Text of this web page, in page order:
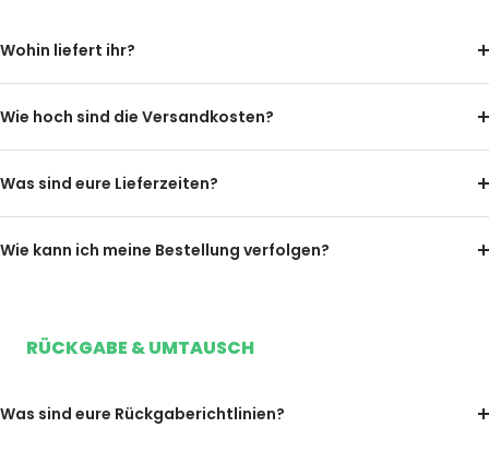
Wohin liefert ihr?
Wie hoch sind die Versandkosten?
Was sind eure Lieferzeiten?
Wie kann ich meine Bestellung verfolgen?
RÜCKGABE & UMTAUSCH
Was sind eure Rückgaberichtlinien?